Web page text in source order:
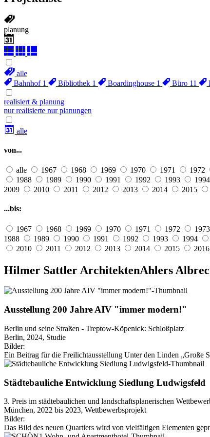
planung
alle
Bahnhof 1 Bibliothek 1 Boardinghouse 1 Büro 11
realisiert & planung
nur realisierte nur planungen
alle
von...
alle 1967 1968 1969 1970 1971 1972
1988
1989 1990 1991 1992 1993 1994
2009
2010 2011 2012 2013 2014 2015
...bis:
1967 1968 1969 1970 1971 1972 1973
1988
1989 1990 1991 1992 1993 1994
2010
2011 2012 2013 2014 2015 2016
Hilmer Sattler ArchitektenAhlers
Ausstellung 200 Jahre AIV "immer modern!"
Berlin und seine Straßen - Treptow-Köpenick: Schloßplatz
Berlin, 2024, Studie
Bilder:
Ein Beitrag für die Freilichtausstellung Unter den Linden „Große
Städtebauliche Entwicklung Siedlung Ludwigsfeld
3. Preis im städtebaulichen und landschaftsplanerischen
München, 2022 bis 2023, Wettbewerbsprojekt
Bilder:
Das Bild des neuen Quartiers wird von vielfältigen Elementen